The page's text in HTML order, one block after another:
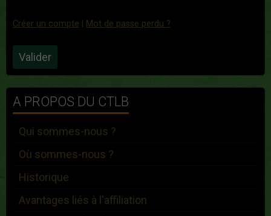
Créer un compte Mot de passe perdu ?
Valider
A PROPOS DU CTLB
Qui sommes-nous ?
Où sommes-nous ?
Historique
Avantages liés à l'affiliation